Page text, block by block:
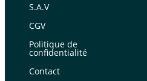
S.A.V
CGV
Politique de
confidentialité
Contact